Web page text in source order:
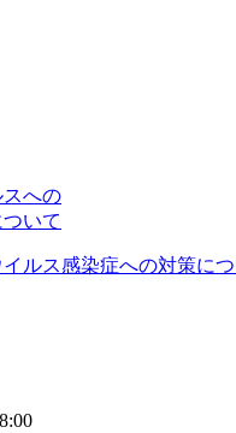
スへの
いて
ルス感染症への対策に